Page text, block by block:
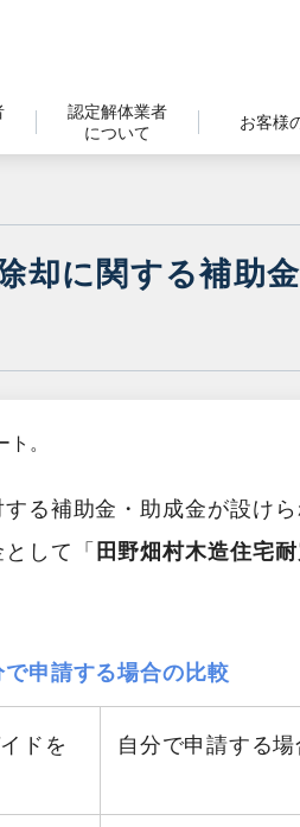
認定解体業者
について
お客様
却に関する補助
る補助金・助成金が設け
して「 田野畑村木造住宅
申請する場合の比較
ドを
自分で申請する場